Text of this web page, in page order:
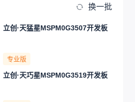
换一批
立创·天猛星MSPM0G3507开发板
专业版
立创·天巧星MSPM0G3519开发板